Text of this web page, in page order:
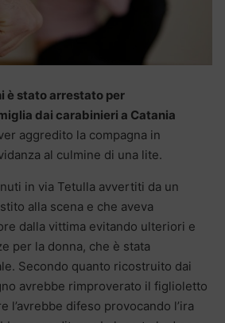
è stato arrestato per
dai carabinieri a Catania
aggredito la compagna in
al culmine di una lite.
in via Tetulla avvertiti da un
alla scena e che aveva
dalla vittima evitando ulteriori e
per la donna, che è stata
Secondo quanto ricostruito dai
avrebbe rimproverato il figlioletto
l’avrebbe difeso provocando l’ira